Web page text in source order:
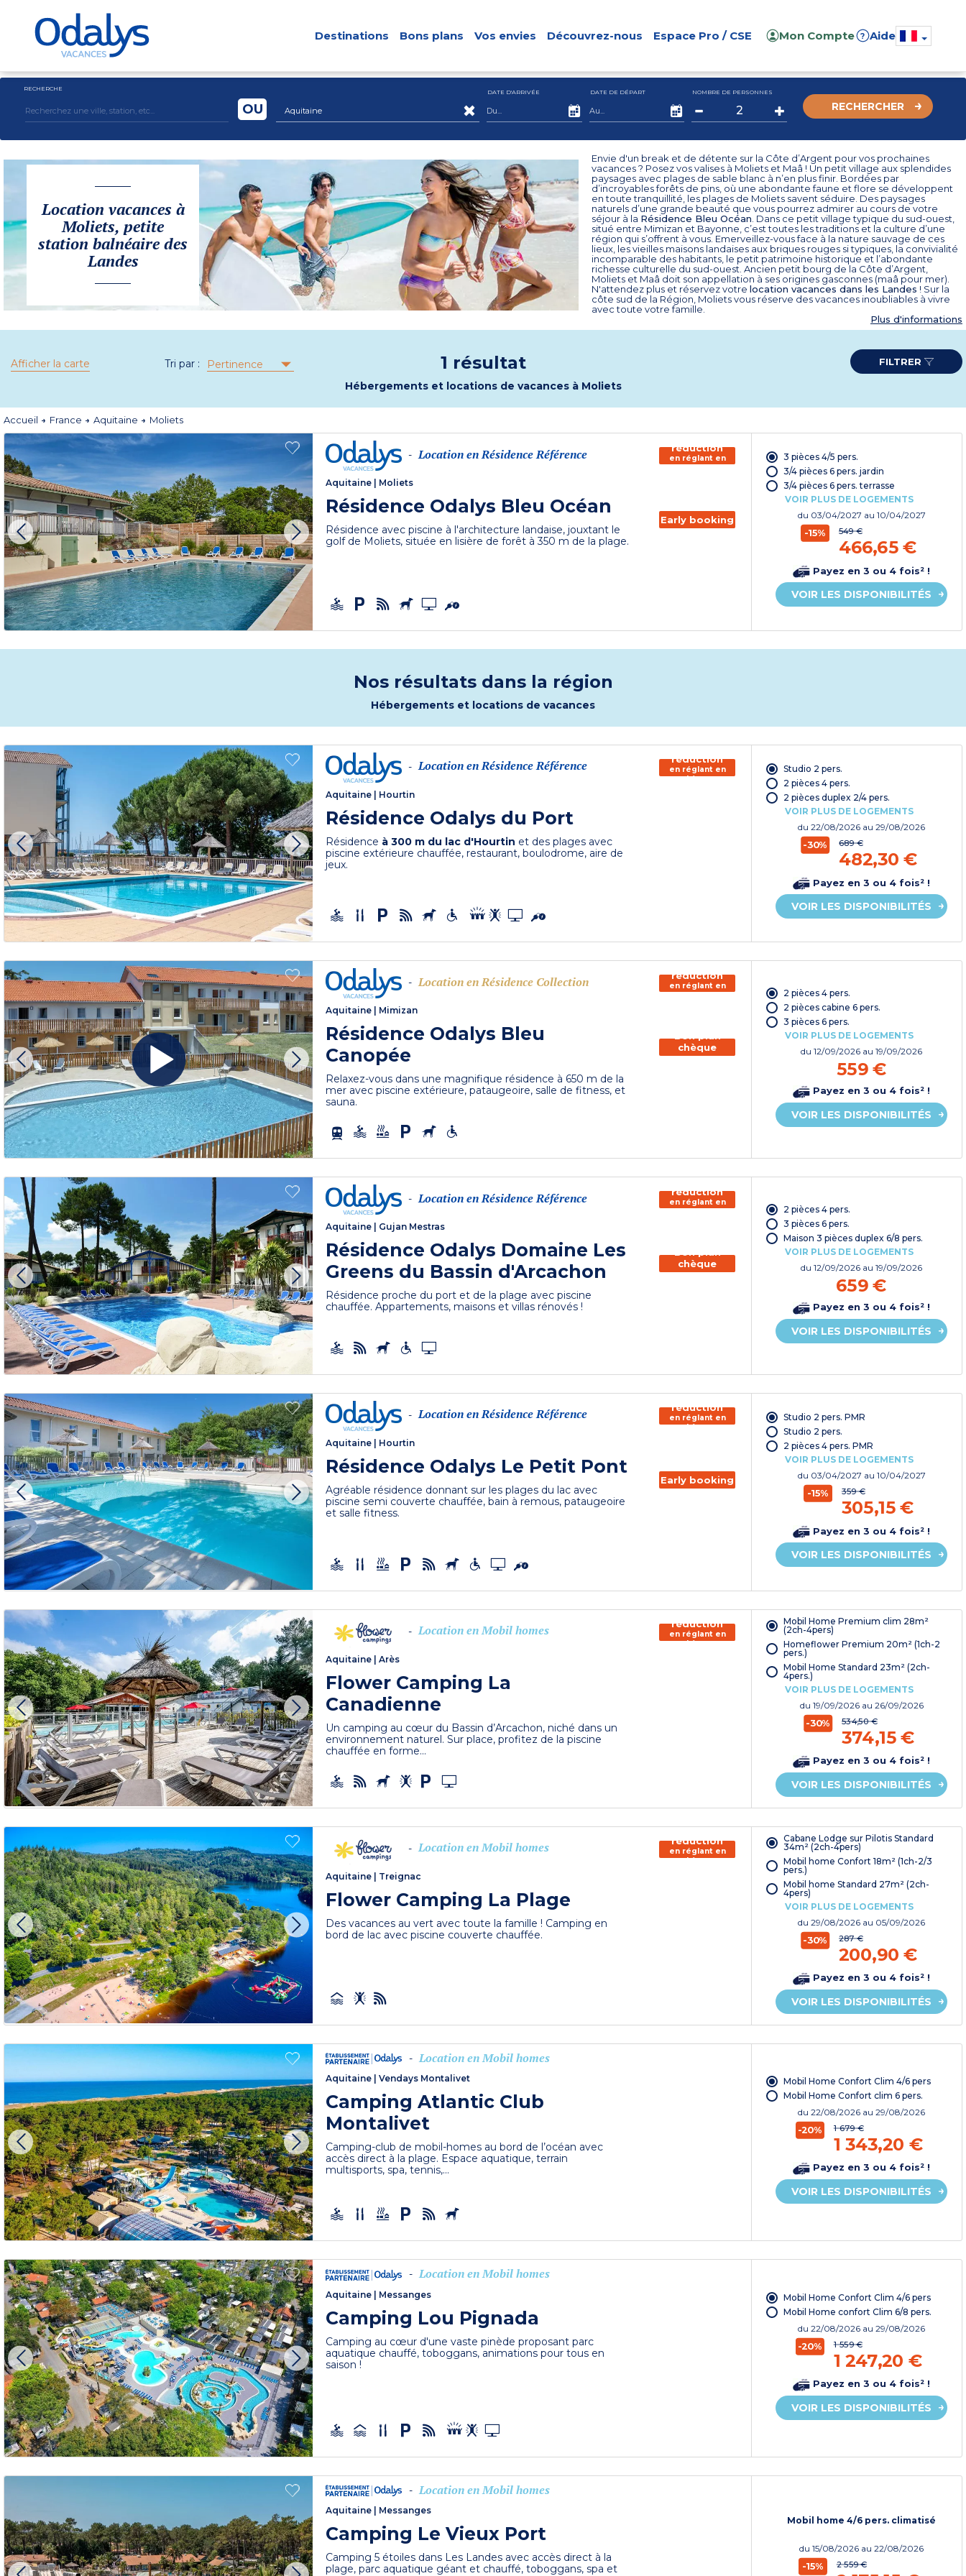
Destinations Bons plans Vos envies Découvrez-nous Espace Pro / CSE Mon Compte ? Aide
RECHERCHE
Aquitaine
OU
DATE D'ARRIVÉE DATE DE DÉPART NOMBRE DE PERSONNES
RECHERCHER
Location vacances à
Moliets, petite
station balnéaire des
Landes
Envie d'un break et de détente sur la Côte d’Argent pour vos prochaines
vacances ? Posez vos valises à Moliets et Maâ ! Un petit village aux splendides
paysages avec plages de sable blanc à n’en plus finir. Bordées par
d’incroyables forêts de pins, où une abondante faune et flore se développent
en toute tranquillité, les plages de Moliets savent séduire. Des paysages
naturels d’une grande beauté que vous pourrez admirer au cours de votre
séjour à la Résidence Bleu Océan . Dans ce petit village typique du sud-ouest,
situé entre Mimizan et Bayonne, c’est toutes les traditions et la culture d’une
région qui s’offrent à vous. Emerveillez-vous face à la nature sauvage de ces
lieux, les vieilles maisons landaises aux briques rouges si typiques, la convivialité
incomparable des habitants, le petit patrimoine historique et l’abondante
richesse culturelle du sud-ouest. Ancien petit bourg de la Côte d’Argent,
Moliets et Maâ doit son appellation à ses origines gasconnes (maâ pour mer).
N'attendez plus et réservez votre location vacances dans les Landes ! Sur la
côte sud de la Région, Moliets vous réserve des vacances inoubliables à vivre
avec toute votre famille.
Plus d'informations
Afficher la carte Tri par : Pertinence 1 résultat
Hébergements et locations de vacances à Moliets
FILTRER
Accueil France Aquitaine Moliets
- Location en Résidence Référence
Aquitaine Moliets
Résidence Odalys Bleu Océan
Résidence avec piscine à l'architecture landaise, jouxtant le
golf de Moliets, située en lisière de forêt à 350 m de la plage.
150€ de
réduction
en réglant en
chèque
Early booking
3 pièces 4/5 pers.
3/4 pièces 6 pers. jardin
3/4 pièces 6 pers. terrasse
VOIR PLUS DE LOGEMENTS
du 03/04/2027 au 10/04/2027
-15% 549 €
466,65 €
Payez en 3 ou 4 fois² !
VOIR LES DISPONIBILITÉS
Nos résultats dans la région
Hébergements et locations de vacances
- Location en Résidence Référence
Aquitaine | Hourtin
Résidence Odalys du Port
Résidence à 300 m du lac d'Hourtin et des plages avec
piscine extérieure chauffée, restaurant, boulodrome, aire de
jeux.
150€ de
réduction
en réglant en
chèque
Studio 2 pers.
2 pièces 4 pers.
2 pièces duplex 2/4 pers.
VOIR PLUS DE LOGEMENTS
du22/08/2026 au 29/08/2026
-30% 689 €
482,30 €
Payez en 3 ou 4 fois² !
VOIR LES DISPONIBILITÉS
- Location en Résidence Collection
Aquitaine Mimizan
Résidence Odalys Bleu
Canopée
Relaxez-vous dans une magnifique résidence à 650 m de la
mer avec piscine extérieure, pataugeoire, salle de fitness, et
sauna.
150€ de
réduction
en réglant en
chèque
Bon plan
chèque
vacances
2 pièces 4 pers.
2 pièces cabine 6 pers.
3 pièces 6 pers.
VOIR PLUS DE LOGEMENTS
du12/09/2026 au 19/09/2026
559 €
Payez en 3 ou 4 fois² !
VOIR LES DISPONIBILITÉS
- Location en Résidence Référence
Aquitaine Gujan Mestras
Résidence Odalys Domaine Les
Greens du Bassin d'Arcachon
Résidence proche du port et de la plage avec piscine
chauffée. Appartements, maisons et villas rénovés !
150€ de
réduction
en réglant en
chèque
chèque
vacances
2 pièces 4 pers.
3 pièces 6 pers.
Maison 3 pièces duplex 6/8 pers.
VOIR PLUS DE LOGEMENTS
du12/09/2026 au 19/09/2026
659 €
Payez en 3 ou 4 fois² !
VOIR LES DISPONIBILITÉS
- Location en Résidence Référence
Aquitaine Hourtin
Résidence Odalys Le Petit Pont
Agréable résidence donnant sur les plages du lac avec
piscine semi couverte chauffée, bain à remous, pataugeoire
et salle fitness.
150€ de
réduction
en réglant en
chèque
Early booking
Studio 2 pers. PMR
Studio 2 pers.
2 pièces 4 pers. PMR
VOIR PLUS DE LOGEMENTS
du 03/04/2027 au 10/04/2027
-15% 359 €
305,15 €
Payez en 3 ou 4 fois² !
VOIR LES DISPONIBILITÉS
- Location en Mobil homes
Aquitaine |Arès
Flower Camping La
Canadienne
Un camping au cœur du Bassin d’Arcachon, niché dans un
environnement naturel. Sur place, profitez de la piscine
chauffée en forme...
150€ de
réduction
en réglant en
chèque
Mobil Home Premium clim 28m²
(2ch-4pers)
Homeflower Premium 20m² (1ch-2
pers.)
Mobil Home Standard 23m² (2ch-
4pers.)
VOIR PLUS DE LOGEMENTS
du 19/09/2026 au 26/09/2026
-30% 534,50 €
374,15 €
Payez en 3 ou 4 fois² !
VOIR LES DISPONIBILITÉS
- Location en Mobil homes
Aquitaine | Treignac
Flower Camping La Plage
Des vacances au vert avec toute la famille ! Camping en
bord de lac avec piscine couverte chauffée.
150€ de
réduction
en réglant en
chèque
Cabane Lodge sur Pilotis Standard
34m² (2ch-4pers)
Mobil home Confort 18m² (1ch-2/3
pers.)
Mobil home Standard 27m² (2ch-
4pers)
VOIR PLUS DE LOGEMENTS
du29/08/2026 au 05/09/2026
-30% 287 €
200,90 €
Payez en 3 ou 4 fois² !
VOIR LES DISPONIBILITÉS
- Location en Mobil homes
Aquitaine |Vendays Montalivet
Camping Atlantic Club
Montalivet
Camping-club de mobil-homes au bord de l’océan avec
accès direct à la plage. Espace aquatique, terrain
multisports, spa, tennis,...
Mobil Home Confort Clim 4/6 pers
Mobil Home Confort clim 6 pers.
du22/08/2026 au 29/08/2026
-20% 1 679 €
1 343,20 €
Payez en 3 ou 4 fois² !
VOIR LES DISPONIBILITÉS
- Location en Mobil homes
Aquitaine | Messanges
Camping Lou Pignada
Camping au cœur d'une vaste pinède proposant parc
aquatique chauffé, toboggans, animations pour tous en
saison !
Mobil Home Confort Clim 4/6 pers
Mobil Home confort Clim 6/8 pers.
du22/08/2026 au 29/08/2026
-20% 1 559 €
1 247,20 €
Payez en 3 ou 4 fois² !
VOIR LES DISPONIBILITÉS
- Location en Mobil homes
Aquitaine Messanges
Camping Le Vieux Port
Camping 5 étoiles dans Les Landes avec accès direct à la
plage, parc aquatique géant et chauffé, toboggans, spa et
Mobil home 4/6 pers. climatisé
du15/08/2026 au 22/08/2026
-15% 2 559 €